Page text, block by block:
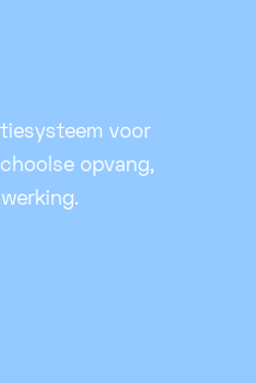
voor
opvang,